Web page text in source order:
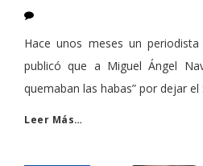
Hace unos meses un
publicó que a Miguel Ángel
quemaban las habas” por dejar el
Leer Más…